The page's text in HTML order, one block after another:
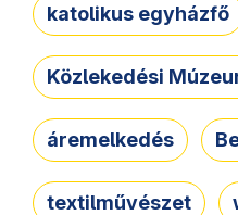
katolikus egyházfő
Közlekedési
áremelkedés
textilművészet